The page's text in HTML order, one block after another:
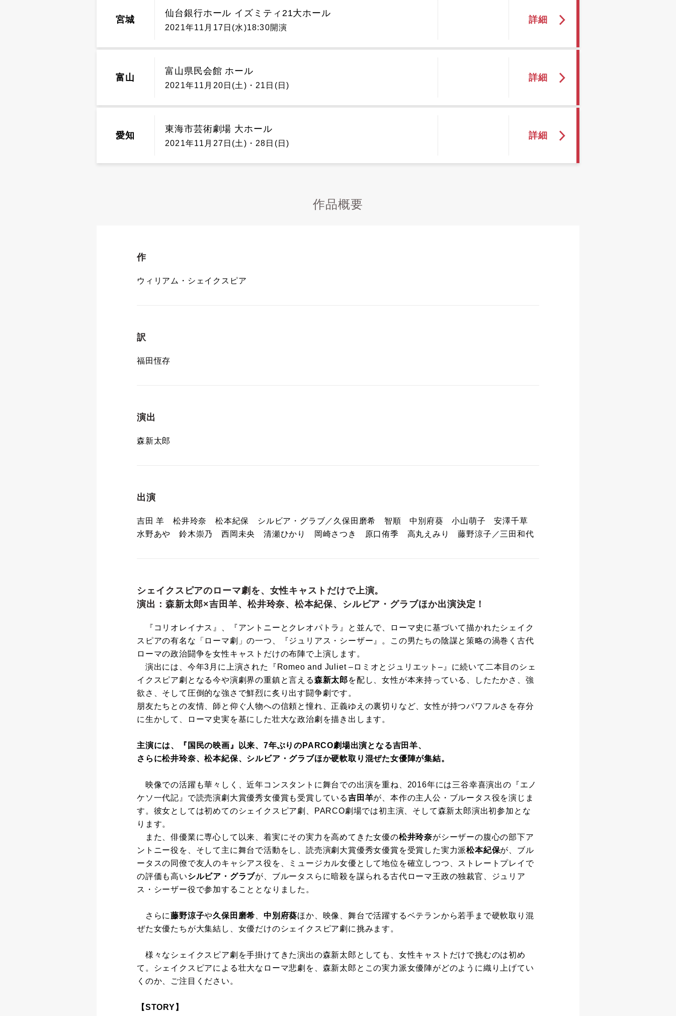
宮城
仙台銀行ホール イズミティ21大ホール
2021年11月17日(水)18:30開演
富山
富山県民会館 ホール
2021年11月20日(土)・21日(日)
愛知
東海市芸術劇場 大ホール
2021年11月27日(土)・28日(日)
作品概要
作
ウィリアム・シェイクスピア
訳
福田恆存
演出
森新太郎
出演
吉田 羊 松井玲奈 松本紀保 シルビア・グラブ／久保田磨希 智順 中別府葵 小山萌子 安澤千草
水野あや 鈴木崇乃 西岡未央 清瀬ひかり 岡崎さつき 原口侑季 高丸えみり 藤野涼子／三田和代
シェイクスピアのローマ劇を、女性キャストだけで上演。
演出：森新太郎×吉田羊、松井玲奈、松本紀保、シルビア・グラブほか出演決定！
『コリオレイナス』、『アントニーとクレオパトラ』と並んで、ローマ史に基づいて描かれたシェイク
スピアの有名な「ローマ劇」の一つ、『ジュリアス・シーザー』。この男たちの陰謀と策略の渦巻く古代
ローマの政治闘争を女性キャストだけの布陣で上演します。
演出には、今年3月に上演された『Romeo and Juliet –ロミオとジュリエット–』に続いて二本目のシェ
イクスピア劇となる今や演劇界の重鎮と言える森新太郎を配し、女性が本来持っている、したたかさ、強
欲さ、そして圧倒的な強さで鮮烈に炙り出す闘争劇です。
朋友たちとの友情、師と仰ぐ人物への信頼と憧れ、正義ゆえの裏切りなど、女性が持つパワフルさを存分
に生かして、ローマ史実を基にした壮大な政治劇を描き出します。
主演には、『国民の映画』以来、7年ぶりのPARCO劇場出演となる吉田羊、
さらに松井玲奈、松本紀保、シルビア・グラブほか硬軟取り混ぜた女優陣が集結。
映像での活躍も華々しく、近年コンスタントに舞台での出演を重ね、2016年には三谷幸喜演出の『エノ
ケソ一代記』で読売演劇大賞優秀女優賞も受賞している吉田羊が、本作の主人公・ブルータス役を演じま
す。彼女としては初めてのシェイクスピア劇、PARCO劇場では初主演、そして森新太郎演出初参加とな
ります。
また、俳優業に専心して以来、着実にその実力を高めてきた女優の松井玲奈がシーザーの腹心の部下ア
ントニー役を、そして主に舞台で活動をし、読売演劇大賞優秀女優賞を受賞した実力派松本紀保が、ブル
ータスの同僚で友人のキャシアス役を、ミュージカル女優として地位を確立しつつ、ストレートプレイで
の評価も高いシルビア・グラブが、ブルータスらに暗殺を謀られる古代ローマ王政の独裁官、ジュリア
ス・シーザー役で参加することとなりました。
さらに藤野涼子や久保田磨希 、中別府葵ほか、映像、舞台で活躍するベテランから若手まで硬軟取り混
ぜた女優たちが大集結し、女優だけのシェイクスピア劇に挑みます。
様々なシェイクスピア劇を手掛けてきた演出の森新太郎としても、女性キャストだけで挑むのは初め
て。シェイクスピアによる壮大なローマ悲劇を、森新太郎とこの実力派女優陣がどのように織り上げてい
くのか、ご注目ください。
【STORY】